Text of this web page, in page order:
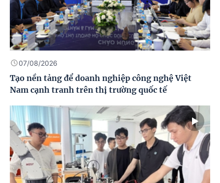
07/08/2026
Tạo nền tảng để doanh nghiệp công nghệ Việt
Nam cạnh tranh trên thị trường quốc tế